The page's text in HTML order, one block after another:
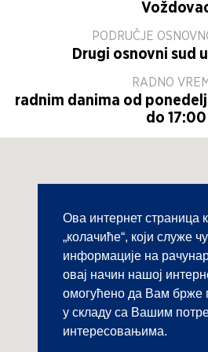
Ова интернет страница
„колачиће“, који служе
информације на
овај начин нашој
омогућено да Вам брже
у складу са Вашим
интересовањима.
PODRUČJE
Drugi osnovni sud
RADNO
radnim danima od
do 17:00